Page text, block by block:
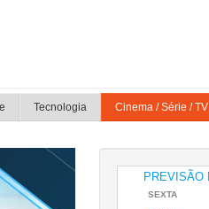
Tecnologia Cinema / Série / TV